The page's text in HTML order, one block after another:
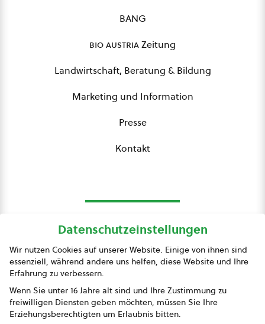
BANG
bio austriaZeitung
Landwirtschaft, Beratung & Bildung
Marketing und Information
Presse
Kontakt
Presse
Impressum
Datenschutz
Datenschutzeinstellungen
Wir nutzen Cookies auf unserer Website. Einige von ihnen sind
essenziell, während andere uns helfen, diese Website und Ihre
Erfahrung zu verbessern.
Wenn Sie unter 16 Jahre alt sind und Ihre Zustimmung zu
freiwilligen Diensten geben möchten, müssen Sie Ihre
Erziehungsberechtigten um Erlaubnis bitten.